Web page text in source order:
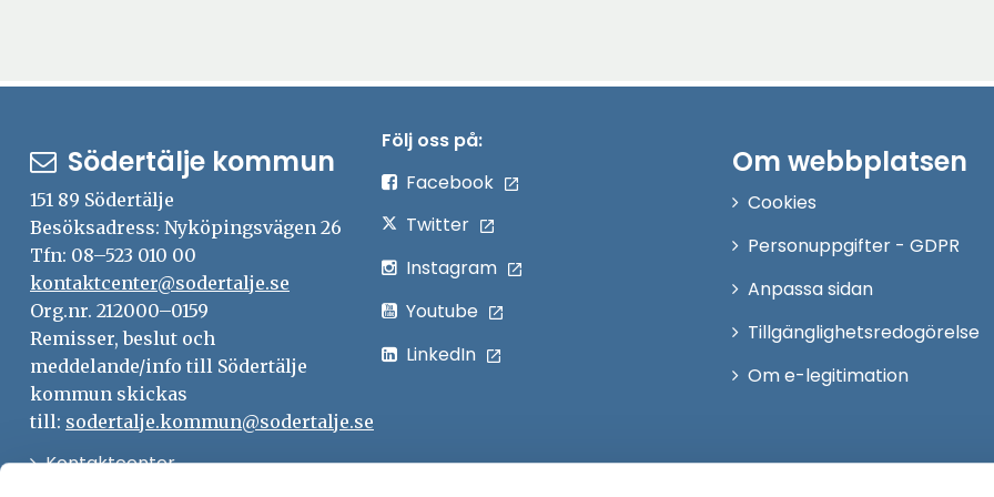
Södertälje kommun
151 89 Södertälje
Besöksadress: Nyköpingsvägen 26
Tfn: 08–523 010 00
kontaktcenter@sodertalje.se
Org.nr. 212000–0159
Remisser, beslut och
meddelande/info till Södertälje
kommun skickas
till: sodertalje.kommun@sodertalje.se
KontaktcenterÖppna
Följ oss på:
Facebook
Twitter
Instagram
Youtube
LinkedIn
Om webbplatsen
Cookies
Personuppgifter - GDPR
Anpassa sidan
Tillgänglighetsredogörelse
Om e-legitimation